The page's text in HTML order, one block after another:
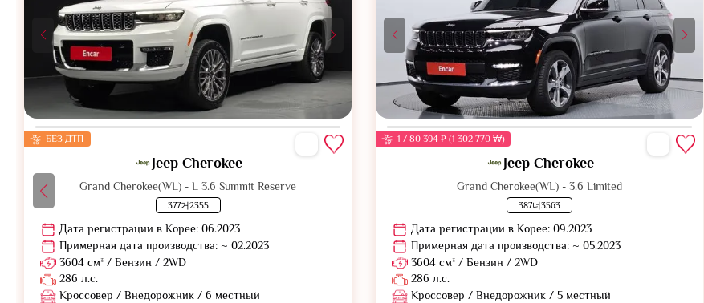
БЕЗ ДТП
Jeep Cherokee
Grand Cherokee(WL) - L 3.6 Summit Reserve
377거2355
Дата регистрации в Корее: 06.2023
Примерная дата производства: ~ 02.2023
3604 см³ / Бензин / 2WD
286 л.с.
Кроссовер / Внедорожник / 6 местный
1 / 80 394 ₽ (1 302 770 ₩)
Jeep Cherokee
Grand Cherokee(WL) - 3.6 Limited
387너3563
Дата регистрации в Корее: 09.2023
Примерная дата производства: ~ 05.2023
3604 см³ / Бензин / 2WD
286 л.с.
Кроссовер / Внедорожник / 5 местный